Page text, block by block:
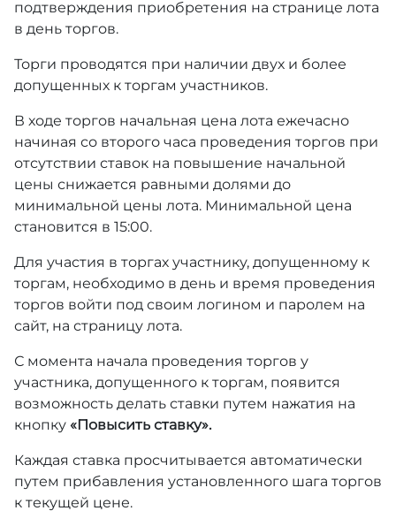
подтверждения приобретения на странице лота
в день торгов.
Торги проводятся при наличии двух и более
допущенных к торгам участников.
В ходе торгов начальная цена лота ежечасно
начиная со второго часа проведения торгов при
отсутствии ставок на повышение начальной
цены снижается равными долями до
минимальной цены лота. Минимальной цена
становится в 15:00.
Для участия в торгах участнику, допущенному к
торгам, необходимо в день и время проведения
торгов войти под своим логином и паролем на
сайт, на страницу лота.
С момента начала проведения торгов у
участника, допущенного к торгам, появится
возможность делать ставки путем нажатия на
кнопку «Повысить ставку».
Каждая ставка просчитывается автоматически
путем прибавления установленного шага торгов
к текущей цене.